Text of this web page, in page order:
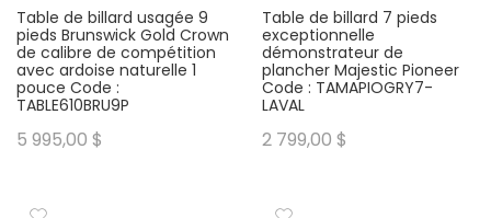
Table de billard usagée 9
pieds Brunswick Gold Crown
de calibre de compétition
avec ardoise naturelle 1
pouce Code :
TABLE610BRU9P
5 995,00 $
Table de billard 7 pieds
exceptionnelle
démonstrateur de
plancher Majestic Pioneer
Code : TAMAPIOGRY7-
LAVAL
2 799,00 $